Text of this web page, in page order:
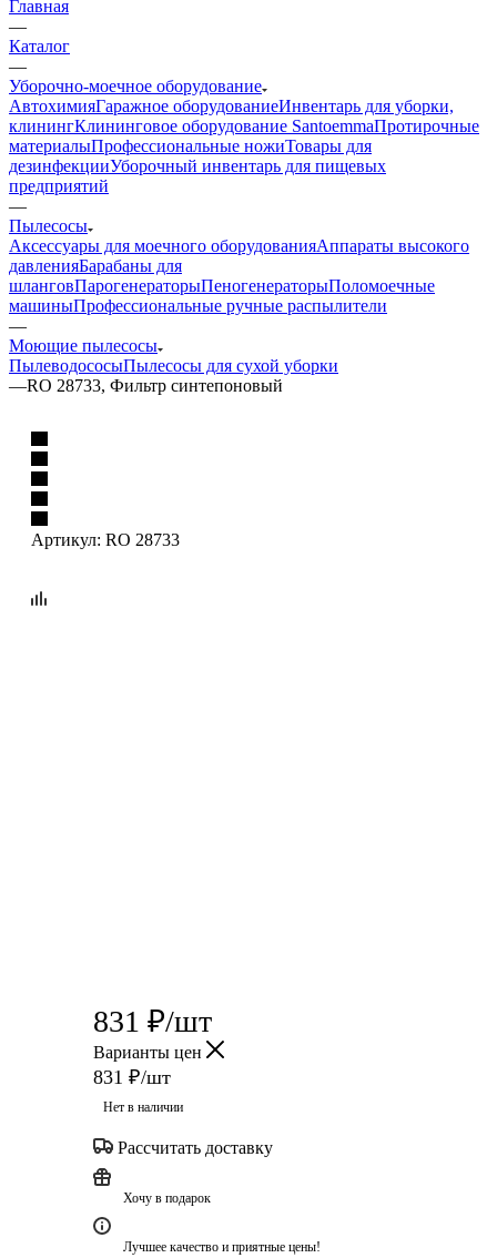
Главная
—
Каталог
—
Уборочно-моечное оборудование
АвтохимияГаражное оборудованиеИнвентарь для уборки,
клинингКлининговое оборудование SantoemmaПротирочные
материалыПрофессиональные ножиТовары для
дезинфекцииУборочный инвентарь для пищевых
предприятий
—
Пылесосы
Аксессуары для моечного оборудованияАппараты высокого
давленияБарабаны для
шланговПарогенераторыПеногенераторыПоломоечные
машиныПрофессиональные ручные распылители
—
Моющие пылесосы
ПылеводососыПылесосы для сухой уборки
—RO 28733, Фильтр синтепоновый
Артикул: RO 28733
831 ₽/шт
Варианты цен
831 ₽/шт
Нет в наличии
Рассчитать доставку
Хочу в подарок
Лучшее качество и приятные цены!